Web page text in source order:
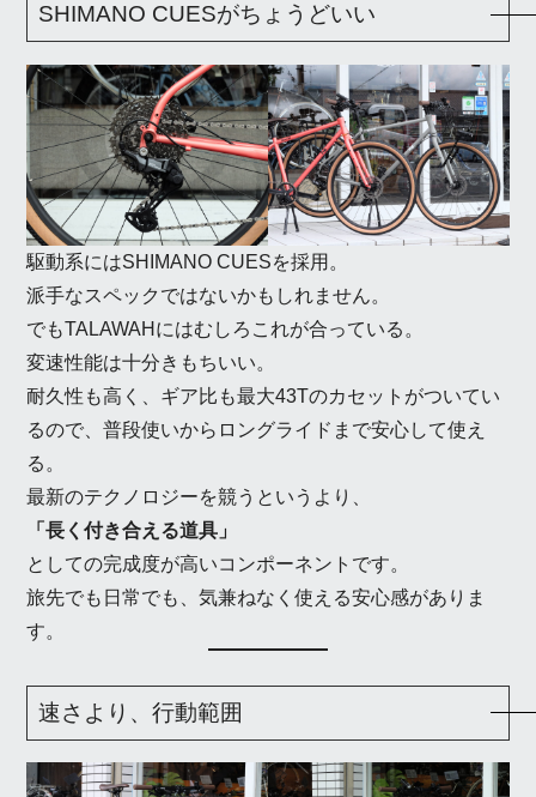
SHIMANO CUESがちょうどいい
駆動系にはSHIMANO CUESを採用。
派手なスペックではないかもしれません。
でもTALAWAHにはむしろこれが合っている。
変速性能は十分きもちいい。
耐久性も高く、ギア比も最大43Tのカセットがついてい
るので、普段使いからロングライドまで安心して使え
る。
最新のテクノロジーを競うというより、
「長く付き合える道具」
としての完成度が高いコンポーネントです。
旅先でも日常でも、気兼ねなく使える安心感がありま
す。
速さより、行動範囲